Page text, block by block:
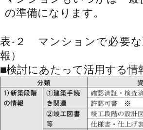
の準備になります。
表-２ マンションで必要な
報）
■検討にあたって活用する情